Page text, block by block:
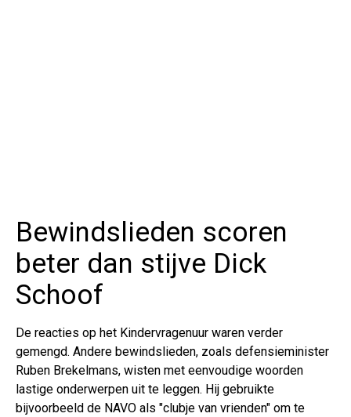
Bewindslieden scoren
beter dan stijve Dick
Schoof
De reacties op het Kindervragenuur waren verder
gemengd. Andere bewindslieden, zoals defensieminister
Ruben Brekelmans, wisten met eenvoudige woorden
lastige onderwerpen uit te leggen. Hij gebruikte
bijvoorbeeld de NAVO als "clubje van vrienden" om te